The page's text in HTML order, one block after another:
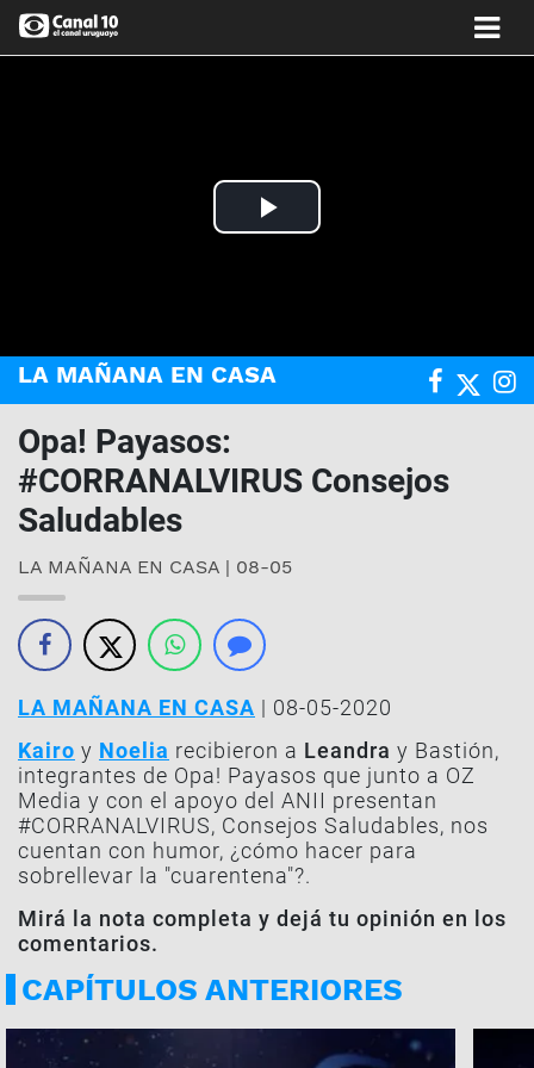
Play
LA MAÑANA EN CASA
Opa! Payasos:
#CORRANALVIRUS Consejos
Saludables
LA MAÑANA EN CASA | 08-05
LA MAÑANA EN CASA | 08-05-2020
Kairo y Noelia recibieron a Leandra y Bastión,
integrantes de Opa! Payasos que junto a OZ
Media y con el apoyo del ANII presentan
#CORRANALVIRUS, Consejos Saludables, nos
cuentan con humor, ¿cómo hacer para
sobrellevar la "cuarentena"?.
Mirá la nota completa y dejá tu opinión en los
comentarios.
CAPÍTULOS ANTERIORES